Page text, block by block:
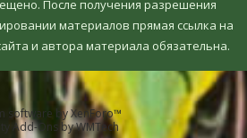
После получения разрешения
материалов прямая ссылка на
и автора материала обязательна.
software by XenForo™
Add-Ons by WMTech